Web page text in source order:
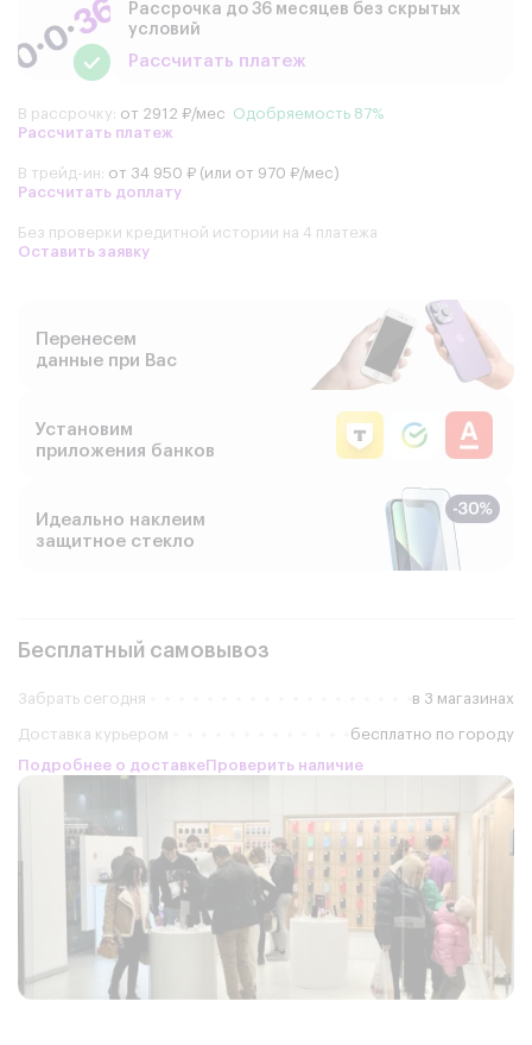
Рассрочка до 36 месяцев без скрытых
условий
Рассчитать платеж
В рассрочку: от 2912 ₽/мес Одобряемость 87%
Рассчитать платеж
В трейд-ин: от 34 950 ₽ (или от 970 ₽/мес)
Рассчитать доплату
Без проверки кредитной истории на 4 платежа
Оставить заявку
Перенесем
данные при Вас
Установим
приложения банков
Идеально наклеим
защитное стекло
Бесплатный самовывоз
Забрать сегодня в 3 магазинах
Доставка курьером
бесплатно по городу
Подробнее о доставкеПроверить наличие